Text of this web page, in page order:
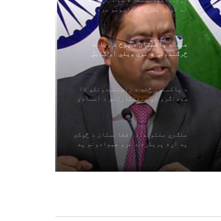
له لویو بشري بحرانونو سره مخ دی
هند: د پاکستان د پوځ د ویاند
څرګندونې د نوي ډیلي او کابل
اړیکو په اړه د اسلام آباد اندیښنې
منعکسوي
د پاکستان څخه د راستنیدونکو ۱۷
سوداګرو او صنعتکارانو د اسنادو
ملګري ملتونه: د افغانستان د څوکۍ
په اړه پریکړه د غړو هیوادونو په